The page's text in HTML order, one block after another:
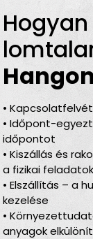
•
• Időpont-
időpontot
• Kiszállás és
a fizikai
• Elszállítás – a
kezelése
•
anyagok